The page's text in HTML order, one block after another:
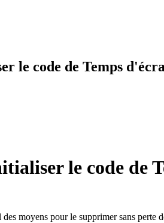
le code de Temps
le code de
moyens pour le supprimer sans perte